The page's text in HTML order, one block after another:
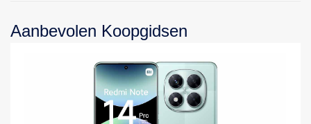
Aanbevolen Koopgidsen